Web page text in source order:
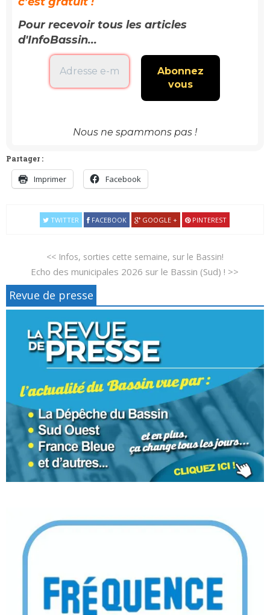
Pour recevoir tous les articles
d'InfoBassin...
Nous ne spammons pas !
Partager :
Imprimer Facebook
TWITTER FACEBOOK GOOGLE + PINTEREST
<< Infos, sorties cette semaine, sur le Bassin!
Echo des municipales 2026 sur le Bassin (Sud) ! >>
Revue de presse